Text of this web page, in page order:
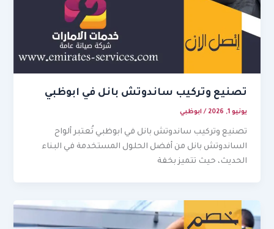
تصنيع وتركيب ساندوتش بانل في ابوظبي
يونيو 1, 2026 /ابوظبي
تصنيع وتركيب ساندوتش بانل في ابوظبي تُعتبر ألواح
الساندوتش بانل من أفضل الحلول المستخدمة في البناء
الحديث، حيث تتميز بخفة